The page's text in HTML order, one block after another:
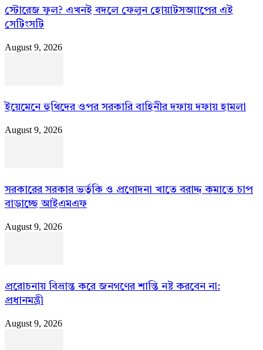
স্টোরেজ ফুল? এখনই বদলে ফেলুন হোয়াটসঅ্যাপের এই
সেটিংসটি
August 9, 2026
ইয়েমেনে হুথিদের ওপর সরকারি বাহিনীর দফায় দফায় হামলা
August 9, 2026
সরকারের সরকার ভর্তুকি ও প্রণোদনা খাতে বরাদ্দ কমাতে চাপ
বাড়াচ্ছে আইএমএফ
August 9, 2026
প্ররোচনায় বিভ্রান্ত করে জনগণের শান্তি নষ্ট করবেন না:
প্রধানমন্ত্রী
August 9, 2026